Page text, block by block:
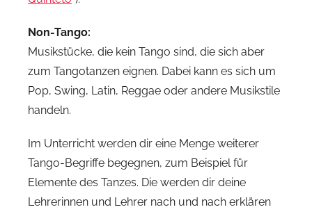
Non-Tango:
Musikstücke, die kein Tango sind, die sich aber
zum Tangotanzen eignen. Dabei kann es sich um
Pop, Swing, Latin, Reggae oder andere Musikstile
handeln.
Im Unterricht werden dir eine Menge weiterer
Tango-Begriffe begegnen, zum Beispiel für
Elemente des Tanzes. Die werden dir deine
Lehrerinnen und Lehrer nach und nach erklären